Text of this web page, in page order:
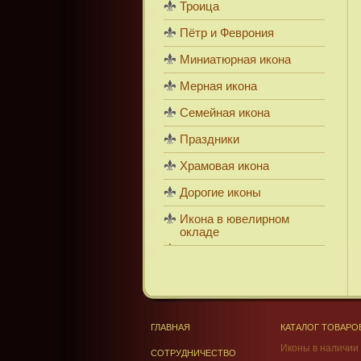
Троица
Пётр и Феврония
Миниатюрная икона
Мерная икона
Семейная икона
Праздники
Храмовая икона
Дорогие иконы
Икона в ювелирном
окладе
ГЛАВНАЯ
СОТРУДНИЧЕСТВО
КАТАЛОГ
Иконы в наличии